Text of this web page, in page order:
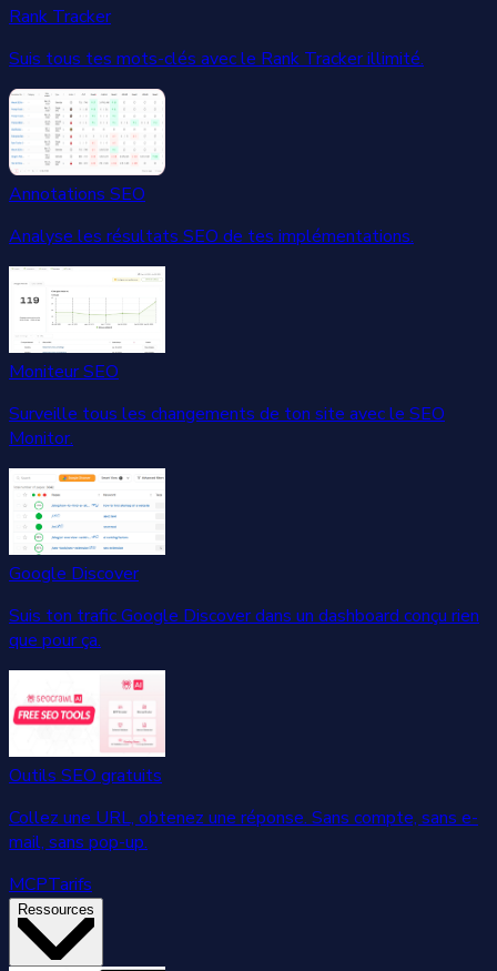
Rank Tracker
Suis tous tes mots-clés avec le Rank Tracker illimité.
Annotations SEO
Analyse les résultats SEO de tes implémentations.
Moniteur SEO
Surveille tous les changements de ton site avec le SEO
Monitor.
Google Discover
Suis ton trafic Google Discover dans un dashboard conçu rien
que pour ça.
Outils SEO gratuits
Collez une URL, obtenez une réponse. Sans compte, sans e-
mail, sans pop-up.
MCPTarifs
Ressources